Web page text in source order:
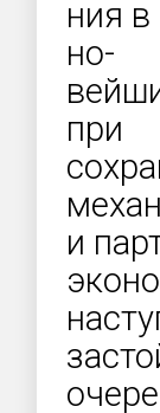
ния
но-
при
и